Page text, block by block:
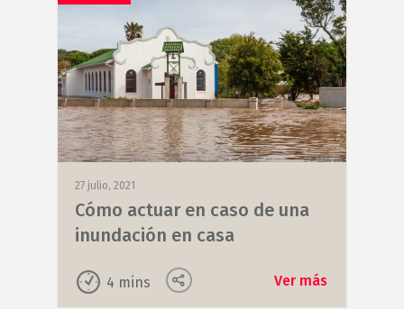
27 julio, 2021
Cómo actuar en caso de una
inundación en casa
4 mins Ver más